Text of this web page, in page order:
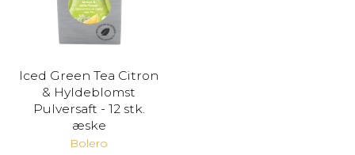
Iced Green Tea Citron
& Hyldeblomst
Pulversaft - 12 stk.
æske
Bolero